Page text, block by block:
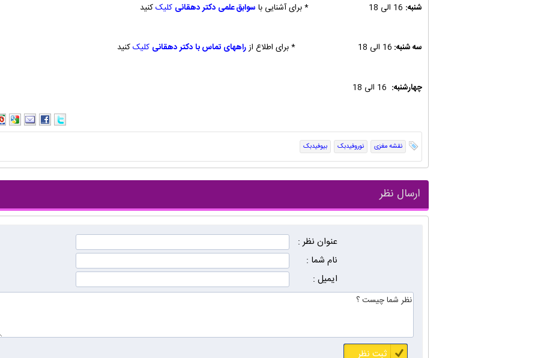
شنبه: سوابق علمی دکتر دهقانی کلیککنید
سه شنبه: 16 الی 18 * برای اطلاع از راههای تماس با دکتر دهقانی کلیککنید
چهارشنبه:
نقشه مغزی نوروفیدبک بیوفیدبک
ارسال نظر
عنوان نظر :
نام شما :
ایمیل :